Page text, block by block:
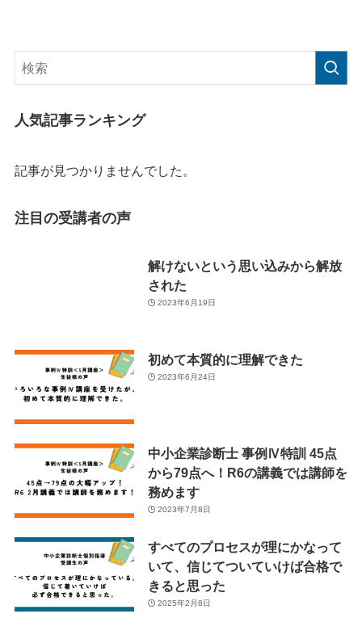
人気記事ランキング
記事が見つかりませんでした。
注目の受講者の声
解けないという思い込みから解放
された
2023年6月19日
初めて本質的に理解できた
2023年6月24日
中小企業診断士 事例Ⅳ特訓 45点
から79点へ！R6の講義では講師を
務めます
2023年7月8日
すべてのプロセスが理にかなって
いて、信じてついていけば合格で
きると思った
2025年2月8日